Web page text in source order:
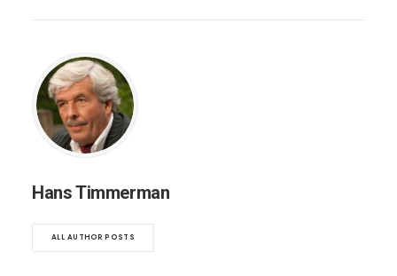
Hans Timmerman
ALL AUTHOR POSTS